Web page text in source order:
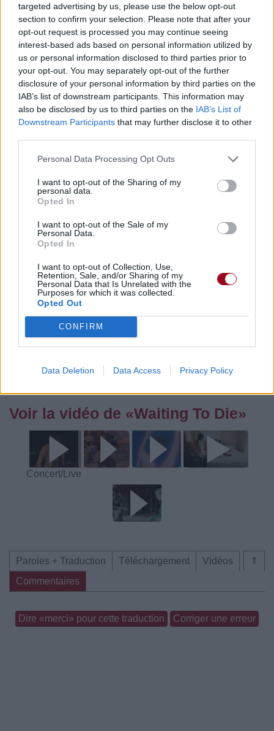
targeted advertising by us, please use the below opt-out
section to confirm your selection. Please note that after your
opt-out request is processed you may continue seeing
interest-based ads based on personal information utilized by
us or personal information disclosed to third parties prior to
your opt-out. You may separately opt-out of the further
disclosure of your personal information by third parties on the
IAB’s list of downstream participants. This information may
also be disclosed by us to third parties on the IAB’s List of
Downstream Participants that may further disclose it to other
Personal Data Processing Opt Outs
I want to opt-out of the Sharing of my
personal data.
Opted In
I want to opt-out of the Sale of my
Personal Data.
Opted In
I want to opt-out of Collection, Use,
Retention, Sale, and/or Sharing of my
Personal Data that Is Unrelated with the
Purposes for which it was collected.
Opted Out
CONFIRM
Data Deletion Data Access Privacy Policy
Publié par esprit_malsain 16207 4 5 6 le 1er février
2005 à 20h59.
Chanteurs :
Biohazard
Albums : Mata Leão
Commentaires
Pour prolonger le plaisir musical :
Vous aimez chanter, apprenez la guitare chez
Télécharger légalement les MP3 ou trouver le CD sur
Trouver des vinyles et des CD sur
Trouver un instrument de musique ou une partition au
meilleur prix sur
Voir la vidéo de «Waiting To Die»
Concert/Live
⇑
Paroles + Traduction Téléchargement
Vidéos
Commentaires
Dire «merci» pour cette traduction Corriger une erreur